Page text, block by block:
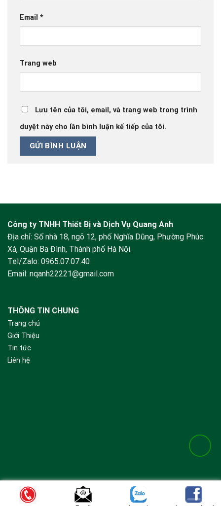
Email *
Trang web
Lưu tên của tôi, email, và trang web trong trình
duyệt này cho lần bình luận kế tiếp của tôi.
Công ty TNHH Thiết Bị và Dịch Vụ Quang Anh
Địa chỉ: Số nhà 18, ngõ 12, phố Nghĩa Dũng, Phường Phúc
Xá, Quận Ba Đình, Thành phố Hà Nội.
Tel/Zalo: 0965.07.07.40
Email: nqanh22221@gmail.com
THÔNG TIN CHUNG
Trang chủ
Giới Thiệu
Tin tức
Liên hệ